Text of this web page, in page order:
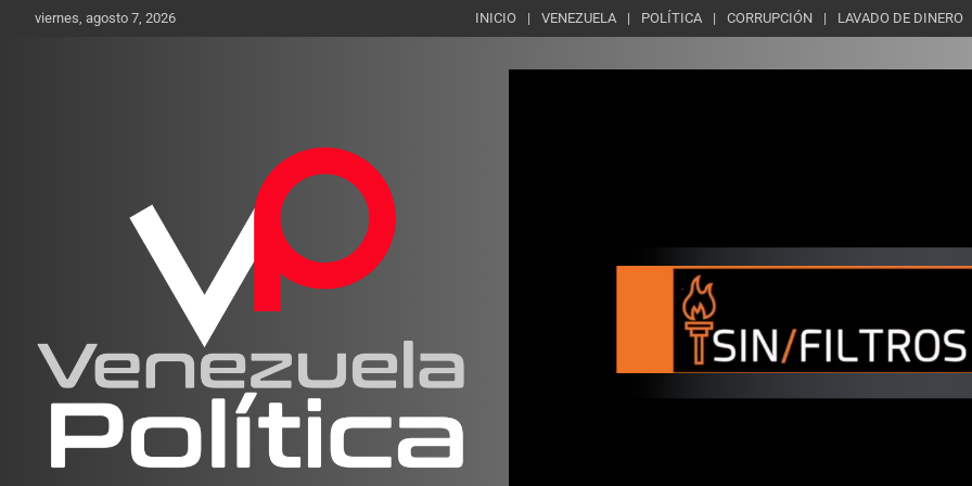
viernes, agosto 7, 2026 INICIO VENEZUELA POLÍTICA CORRUPCIÓN LAVADO DE DINERO